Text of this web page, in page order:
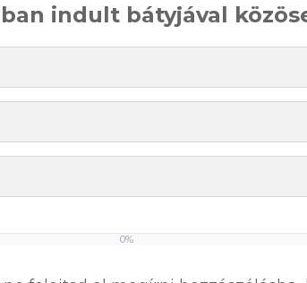
indult bátyjával
0%